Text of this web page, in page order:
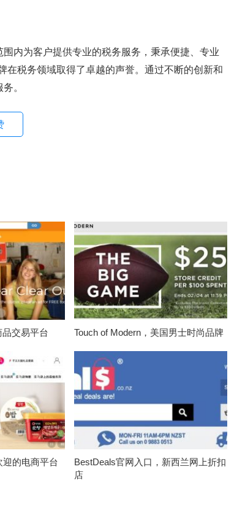
内为客户提供专业的税务服务，秉承便捷、专业
在税务领域取得了卓越的声誉。通过不断的创新和
。
交易平台 Touch of Modern，美国男士时尚品牌
迎的电商平台
BestDeals官网入口，新西兰网上折扣
店